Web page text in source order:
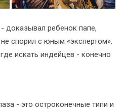
доказывал ребенок папе,
спорил с юным «экспертом».
искать индейцев - конечно
- это остроконечные типи и